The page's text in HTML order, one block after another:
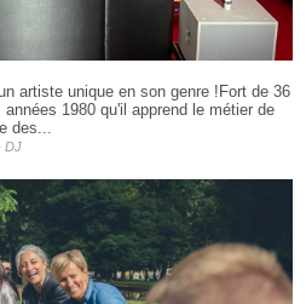
artiste unique en son genre !Fort de 36
1980 qu'il apprend le métier de
des...
DJ